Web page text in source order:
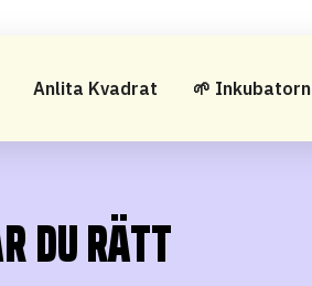
Anlita Kvadrat 🌱 Inkubatorn
DU RÄTT